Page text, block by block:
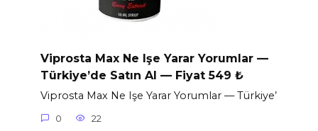
Viprosta Max Ne Işe Yarar Yorumlar —
Türkiye’de Satın Al — Fiyat 549 ₺
Viprosta Max Ne Işe Yarar Yorumlar — Türkiye’
0 22